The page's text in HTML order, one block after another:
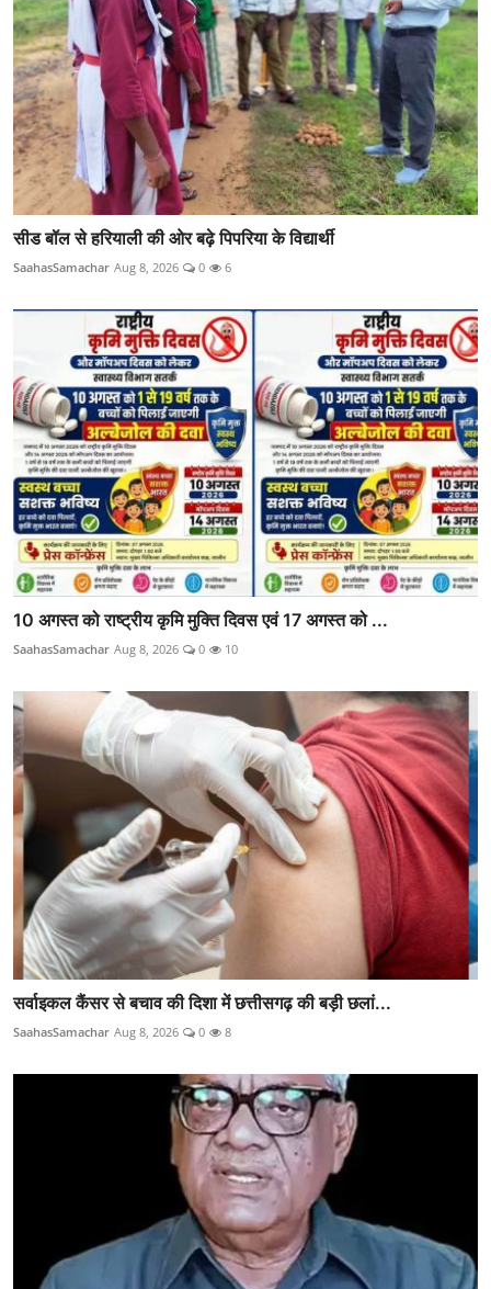
सीड बॉल से हरियाली की ओर बढ़े पिपरिया के विद्यार्थी
SaahasSamachar Aug 8, 2026 0 6
10 अगस्त को राष्ट्रीय कृमि मुक्ति दिवस एवं 17 अगस्त को ...
SaahasSamachar Aug 8, 2026 0 10
सर्वाइकल कैंसर से बचाव की दिशा में छत्तीसगढ़ की बड़ी छलां...
SaahasSamachar Aug 8, 2026 0 8